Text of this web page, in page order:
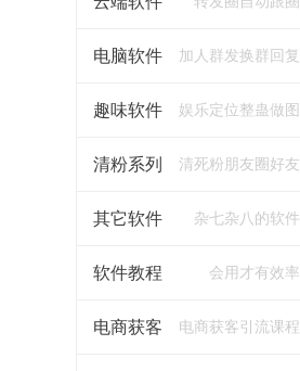
电脑软件 加人群发换群回复
趣味软件 娱乐定位整蛊做图
清粉系列 清死粉朋友圈好友
其它软件 杂七杂八的软件
软件教程 会用才有效率
电商获客 电商获客引流课程